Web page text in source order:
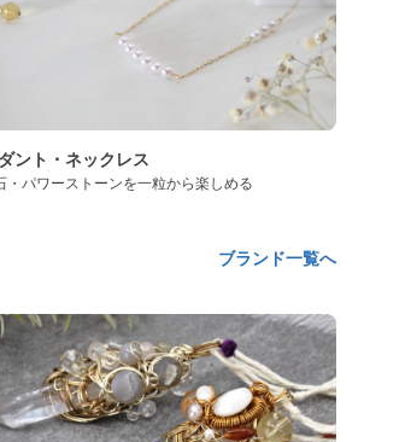
ント・ネックレス
・パワーストーンを一粒から楽しめる
ブランド一覧へ